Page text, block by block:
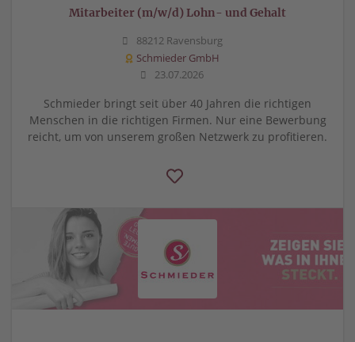
Mitarbeiter (m/w/d) Lohn- und Gehalt
88212 Ravensburg
Schmieder GmbH
23.07.2026
Schmieder bringt seit über 40 Jahren die richtigen
Menschen in die richtigen Firmen. Nur eine Bewerbung
reicht, um von unserem großen Netzwerk zu profitieren.